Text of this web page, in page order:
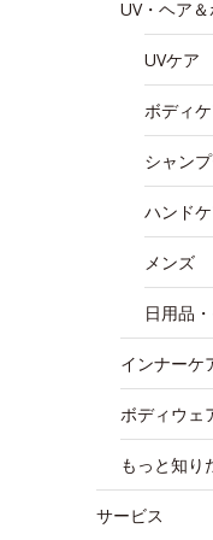
UV・ヘア
UVケア
ボディ
シャン
ハンド
メンズ
日用品
インナーケ
ボディウェ
もっと知り
サービス